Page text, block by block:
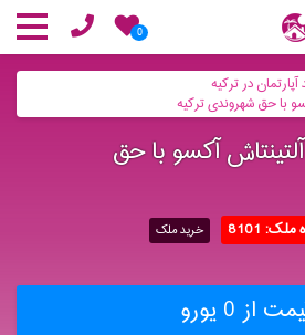
0
در ترکیه
با حق شهروندی ترکیه
آکسو با حق
8101 خرید ملک
از 0 یورو